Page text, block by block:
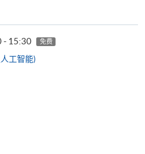
- 15:30 免费
工智能)